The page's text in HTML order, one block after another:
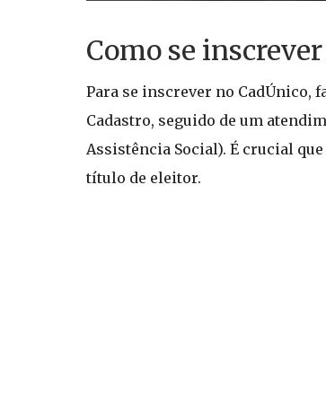
Como se
Para se inscrever no CadÚnico,
Cadastro, seguido de um
Assistência Social). É crucial
título de eleitor.